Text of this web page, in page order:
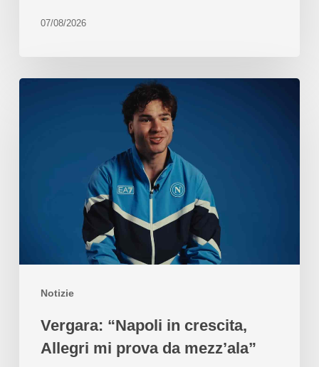
07/08/2026
Notizie
Vergara: “Napoli in crescita,
Allegri mi prova da mezz’ala”